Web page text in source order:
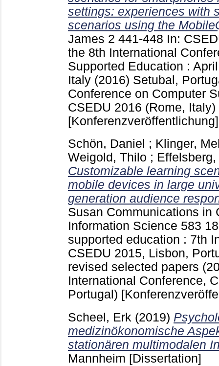
settings: experiences with
scenarios using the
James 2 441-448 In:
the 8th International
Supported Education :
Italy (2016) Setubal,
Conference on Computer
CSEDU 2016 (Rome, Italy)
[Konferenzveröffentlichung]
Schön, Daniel ; Klinger,
Weigold, Thilo ;
Customizable learning
mobile devices in large
generation audience
Susan Communications in
Information Science 583
supported education : 7th
CSEDU 2015, Lisbon,
revised selected papers
International Conference,
Portugal)
Scheel, Erk (2019)
medizinökonomische
stationären multimodalen
Mannheim [Dissertation]